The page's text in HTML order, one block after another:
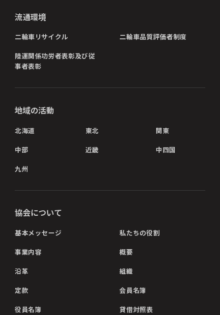
流通環境
二輪車リサイクル 二輪車品質評価者制度
陸運関係功労者表彰及び従
事者表彰
地域の活動
北海道 東北 関東
中部 近畿 中四国
九州
協会について
基本メッセージ 私たちの役割
事業内容 概要
沿革 組織
定款 会員名簿
役員名簿 貸借対照表